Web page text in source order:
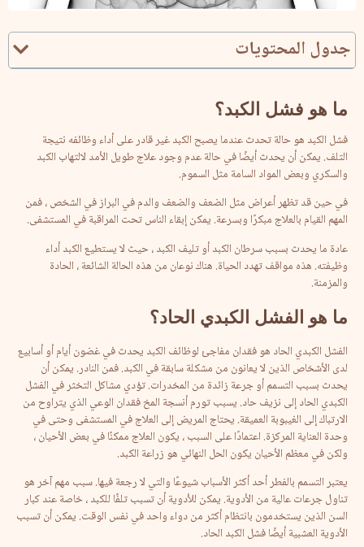
جدول المحتويات
ما هو فشل الكبد؟
فشل الكبد هو حالة تحدث عندما يصبح الكبد غير قادر على أداء وظائفه نتيجة
التلف. يمكن أن يحدث أيضًا في حالة عدم وجود علاج طويل الأمد لالتهاب الكبد
والسكري وبعض المواد السامة مثل السموم.
في حين قد تظهر أعراض مثل الضعف والضعف والدم في البراز في الشخص ، فمن
المهم القيام بالعلاج مبكرًا وبسرعة. يمكن إبقاء الناس تحت المراقبة في المستشفى.
عادة ما يحدث بسبب سرطان الكبد أو تليف الكبد ، حيث لا يستطيع الكبد أداء
وظيفته. هذه مواقف تهدد الحياة. هناك نوعان من هذه الحالة الشائعة ، الحادة
والمزمنة.
ما هو الفشل الكبدي الحاد؟
الفشل الكبدي الحاد هو فقدان مفاجئ لوظائف الكبد يحدث في غضون أيام أو أسابيع
لدى الأشخاص الذين لا يعانون من مشكلة سابقة في الكبد. فمن النادر. يمكن أن
يحدث بسبب التسمم أو جرعة زائدة من المخدرات. تؤدي مشاكل التخثر في الفشل
الكبدي الحاد إلى نزيف حاد. يسبب تورم أنسجة المخ فقدان الوعي الذي يتراوح من
الارتباك إلى الغيبوبة العميقة. يحتاج المريض إلى العلاج في المستشفى وحتى في
وحدة العناية المركزة. اعتمادًا على السبب ، يكون العلاج ممكنًا في بعض الأحيان ،
ولكن في معظم الأحيان يكون الحل النهائي هو زراعة الكبد.
يعتبر التسمم بالفطر أحد أكثر الأسباب شيوعًا والتي لا رجعة فيها. سبب مهم آخر هو
تناول جرعات عالية من الأدوية. يمكن للأدوية أن تسبب تلفًا للكبد ، خاصة عند كبار
السن الذين يستخدمون بانتظام أكثر من دواء واحد في نفس الوقت. يمكن أن تسبب
الأدوية العشبية أيضًا فشل الكبد الحاد.